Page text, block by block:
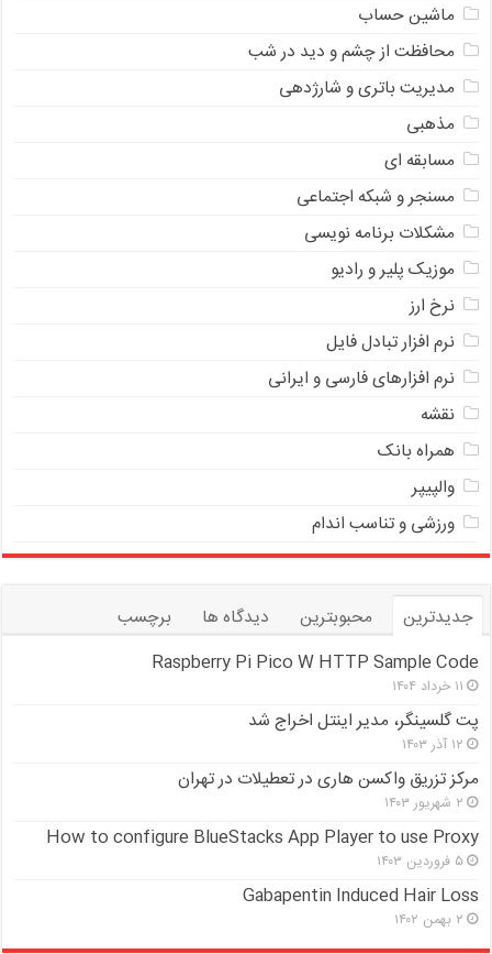
ماشین حساب
محافظت از چشم و دید در شب
مدیریت باتری و شارژدهی
مذهبی
مسابقه ای
مسنجر و شبکه اجتماعی
مشکلات برنامه نویسی
موزیک پلیر و رادیو
نرخ ارز
ﻧﺮﻡ ﺍﻓﺰﺍﺭ ﺗﺒﺎﺩﻝ ﻓﺎﻳﻞ
نرم افزارهای فارسی و ایرانی
نقشه
همراه بانک
والپیپر
ورزشی و تناسب اندام
جدیدترین محبوبترین دیدگاه ها
برچسب
Raspberry Pi Pico W HTTP Sample Code
۱۱ خرداد ۱۴۰۴
پت گلسینگر، مدیر اینتل اخراج شد
۱۲ آذر ۱۴۰۳
مرکز تزریق واکسن هاری در تعطیلات در تهران
۲ شهریور ۱۴۰۳
How to configure BlueStacks App Player to use Proxy
۵ فروردین ۱۴۰۳
Gabapentin Induced Hair Loss
۲ بهمن ۱۴۰۲